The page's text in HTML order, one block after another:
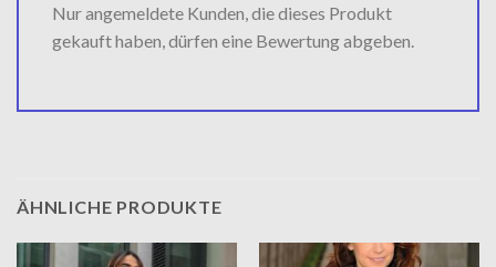
Nur angemeldete Kunden, die dieses Produkt
gekauft haben, dürfen eine Bewertung abgeben.
ÄHNLICHE PRODUKTE